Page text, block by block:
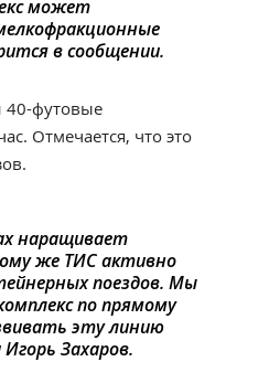
может
в сообщении.
40-футовые
Отмечается, что это
наращивает
же ТИС активно
поездов. Мы
по прямому
эту линию
Захаров.